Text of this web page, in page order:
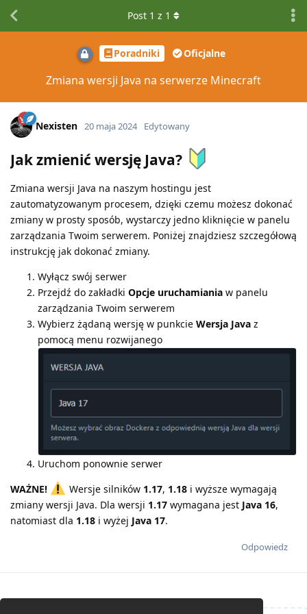
Poradniki Oficjalne
Zmiana wersji Java na serwerze Minecraft
Post 1 z 1
Nexisten 20 maja 2024 Edytowany
Jak zmienić wersję Java?
Zmiana wersji Java na naszym hostingu jest
zautomatyzowanym procesem, dzięki czemu możesz dokonać
zmiany w prosty sposób, wystarczy jedno kliknięcie w panelu
zarządzania Twoim serwerem. Poniżej znajdziesz szczegółową
instrukcję jak dokonać zmiany.
Wyłącz swój serwer
Przejdź do zakładki Opcje uruchamiania w panelu
zarządzania Twoim serwerem
Wybierz żądaną wersję w punkcie Wersja Java z
pomocą menu rozwijanego
Uruchom ponownie serwer
WAŻNE!
Wersje silników 1.17, 1.18i wyższe wymagają
zmiany wersji Java. Dla wersji 1.17 wymagana jest Java 16,
natomiast dla 1.18 i wyżej Java 17.
Odpowiedz